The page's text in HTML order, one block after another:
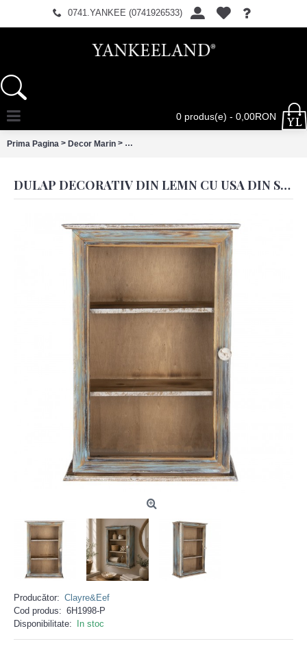
0741.YANKEE (0741926533)
0 produs(e) - 0,00RON
Prima Pagina > Decor Marin > Dulap decorativ din lemn cu usa din sticla si 2
DULAP DECORATIV DIN LEMN CU USA DIN STICLA SI 2 POLITE 33X15X50 CM
Producător: Clayre&Eef
Cod produs: 6H1998-P
Disponibilitate:
In stoc